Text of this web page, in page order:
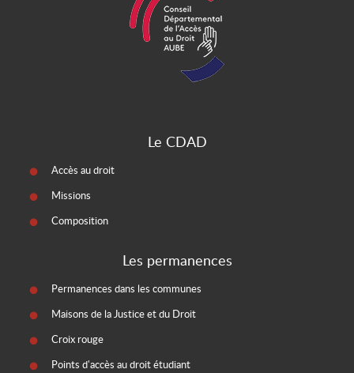
Le CDAD
Accès au droit
Missions
Composition
Les permanences
Permanences dans les communes
Maisons de la Justice et du Droit
Croix rouge
Points d'accès au droit étudiant